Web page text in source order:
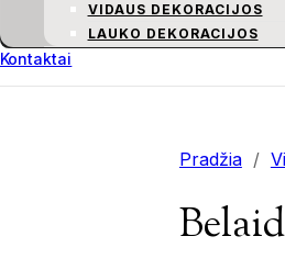
VIDAUS DEKORACIJOS
LAUKO DEKORACIJOS
Kontaktai
Pradžia /